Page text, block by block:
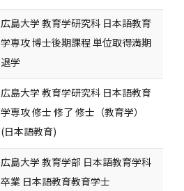
広島大学 教育学研究科 日本語教育
学専攻 博士後期課程 単位取得満期
退学
広島大学 教育学研究科 日本語教育
学専攻 修士 修了 修士（教育学）
(日本語教育)
広島大学 教育学部 日本語教育学科
卒業 日本語教育教育学士